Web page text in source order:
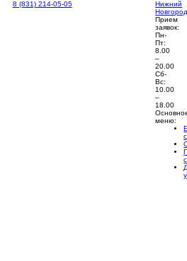
8 (831) 214-05-05
Нижний
Прием
заявок:
Пн-
Пт:
8.00
–
20.00
Сб-
Вс:
10.00
–
18.00
меню: